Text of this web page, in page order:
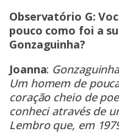
Observatório G:
pouco como foi a
Gonzaguinha?
Joanna:
Um homem de
coração cheio de
conheci através de
Lembro que, em